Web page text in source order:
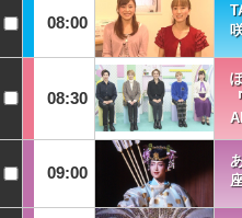
08:00
08:30
09:00